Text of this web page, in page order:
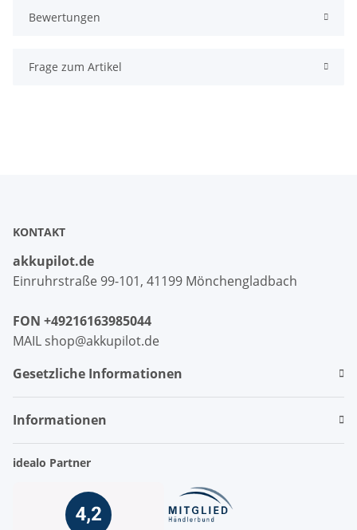
Bewertungen
Frage zum Artikel
KONTAKT
akkupilot.de
Einruhrstraße 99-101, 41199 Mönchengladbach
FON +49216163985044
MAIL shop@akkupilot.de
Gesetzliche Informationen
Informationen
idealo Partner